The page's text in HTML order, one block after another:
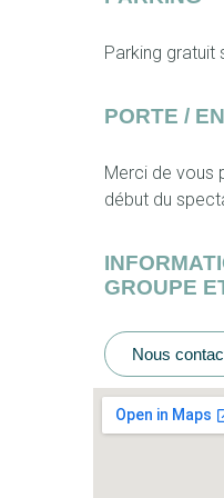
Parking gratuit
PORTE /
Merci de vous
début du
GROUPE
Nous